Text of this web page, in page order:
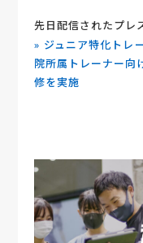
先日配信されたプレ
» ジュニア特化トレ
院所属トレーナー向
修を実施